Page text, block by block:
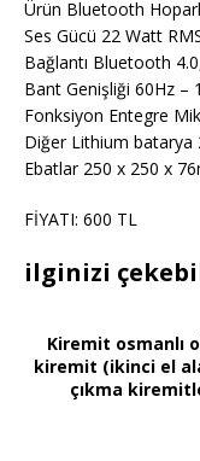
Ürün Bluetooth
Ses Gücü 22 Watt
Bağlantı Bluetooth
Bant Genişliği 60Hz –
Fonksiyon Entegre
Diğer Lithium batarya
Ebatlar 250 x 250 x
FİYATI: 600 TL
ilginizi
Kiremit osmanlı
kiremit (ikinci el
çıkma